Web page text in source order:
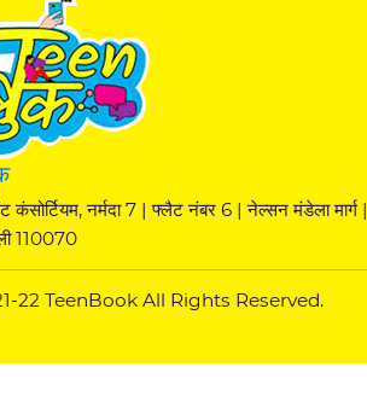
कंसोर्टियम, नर्मदा 7 | फ्लैट नंबर 6 | नेल्सन मंडेला मार्ग |
110070
22 TeenBook All Rights Reserved.